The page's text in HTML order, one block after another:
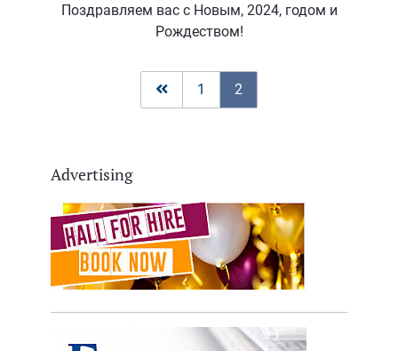
Поздравляем вас с Новым, 2024, годом и
Рождеством!
Previous
1 2
Advertising